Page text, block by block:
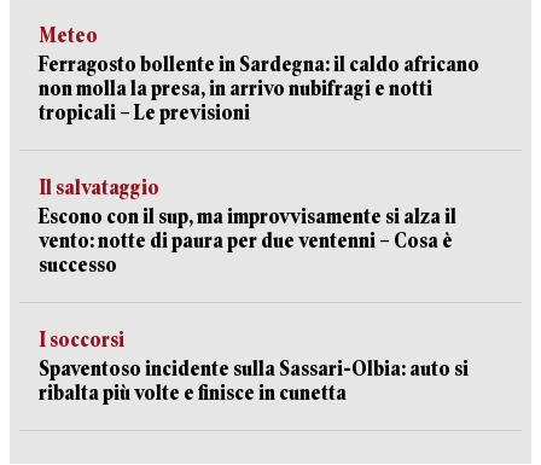
Meteo
Ferragosto bollente in Sardegna: il caldo africano
non molla la presa, in arrivo nubifragi e notti
tropicali – Le previsioni
Il salvataggio
Escono con il sup, ma improvvisamente si alza il
vento: notte di paura per due ventenni – Cosa è
successo
I soccorsi
Spaventoso incidente sulla Sassari-Olbia: auto si
ribalta più volte e finisce in cunetta